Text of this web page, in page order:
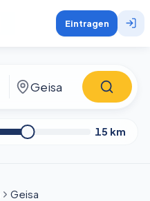
Eintragen
15 km
Geisa